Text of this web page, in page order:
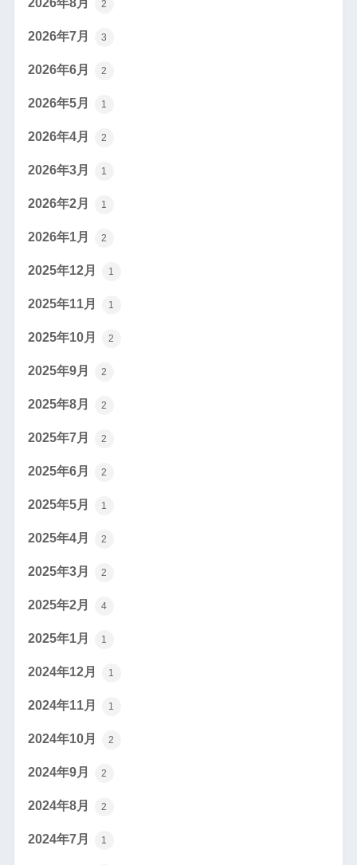
2026年8月 2
2026年7月 3
2026年6月 2
2026年5月 1
2026年4月 2
2026年3月 1
2026年2月 1
2026年1月 2
2025年12月 1
2025年11月 1
2025年10月 2
2025年9月 2
2025年8月 2
2025年7月 2
2025年6月 2
2025年5月 1
2025年4月 2
2025年3月 2
2025年2月 4
2025年1月 1
2024年12月 1
2024年11月 1
2024年10月 2
2024年9月 2
2024年8月 2
2024年7月 1